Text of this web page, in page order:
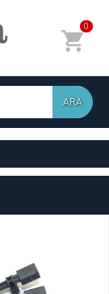
0
ARA